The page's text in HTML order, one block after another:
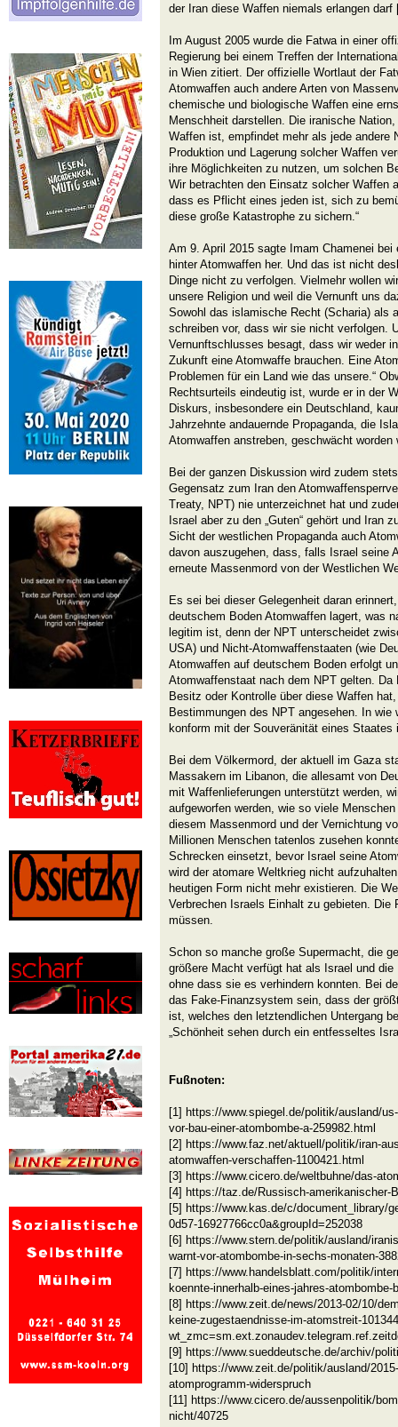
der Iran diese Waffen niemals erlangen darf
Im August 2005 wurde die Fatwa in einer
Regierung bei einem Treffen der
in Wien zitiert. Der offizielle Wortlaut der
Atomwaffen auch andere Arten von
chemische und biologische Waffen eine
Menschheit darstellen. Die iranische
Waffen ist, empfindet mehr als jede andere
Produktion und Lagerung solcher Waffen
ihre Möglichkeiten zu nutzen, um solchen
Wir betrachten den Einsatz solcher Waffen
dass es Pflicht eines jeden ist, sich zu
diese große Katastrophe zu sichern.“
Am 9. April 2015 sagte Imam Chamenei bei
hinter Atomwaffen her. Und das ist nicht
Dinge nicht zu verfolgen. Vielmehr wollen
unsere Religion und weil die Vernunft uns
Sowohl das islamische Recht (Scharia) als
schreiben vor, dass wir sie nicht verfolgen.
Vernunftschlusses besagt, dass wir weder
Zukunft eine Atomwaffe brauchen. Eine
Problemen für ein Land wie das unsere.“
Rechtsurteils eindeutig ist, wurde er in der
Diskurs, insbesondere ein Deutschland,
Jahrzehnte andauernde Propaganda, die
Atomwaffen anstreben, geschwächt worden
Bei der ganzen Diskussion wird zudem
Gegensatz zum Iran den
Treaty, NPT) nie unterzeichnet hat und
Israel aber zu den „Guten“ gehört und Iran
Sicht der westlichen Propaganda auch
davon auszugehen, dass, falls Israel seine
erneute Massenmord von der Westlichen
Es sei bei dieser Gelegenheit daran
deutschem Boden Atomwaffen lagert, was
legitim ist, denn der NPT unterscheidet
USA) und Nicht-Atomwaffenstaaten (wie
Atomwaffen auf deutschem Boden erfolgt
Atomwaffenstaat nach dem NPT gelten. Da
Besitz oder Kontrolle über diese Waffen
Bestimmungen des NPT angesehen. In wie
konform mit der Souveränität eines
Bei dem Völkermord, der aktuell im Gaza
Massakern im Libanon, die allesamt von
mit Waffenlieferungen unterstützt werden,
aufgeworfen werden, wie so viele
diesem Massenmord und der Vernichtung
Millionen Menschen tatenlos zusehen
Schrecken einsetzt, bevor Israel seine
wird der atomare Weltkrieg nicht
heutigen Form nicht mehr existieren. Die
Verbrechen Israels Einhalt zu gebieten. Die
müssen.
Schon so manche große Supermacht, die
größere Macht verfügt hat als Israel und
ohne dass sie es verhindern konnten. Bei
das Fake-Finanzsystem sein, dass der
ist, welches den letztendlichen Untergang
„Schönheit sehen durch ein entfesseltes
Fußnoten:
[1] https://www.spiegel.de/politik/ausland/
vor-bau-einer-atombombe-a-259982.html
[2] https://www.faz.net/aktuell/politik/iran-
atomwaffen-verschaffen-1100421.html
[3] https://www.cicero.de/weltbuhne/das-
[4] https://taz.de/Russisch-amerikanischer-
[5] https://www.kas.de/c/document_library/
0d57-16927766cc0a&groupId=252038
[6] https://www.stern.de/politik/ausland/
warnt-vor-atombombe-in-sechs-monaten-
[7] https://www.handelsblatt.com/politik/
koennte-innerhalb-eines-jahres-atombombe-
[8] https://www.zeit.de/news/2013-02/10/
keine-zugestaendnisse-im-atomstreit-
[9] https://www.sueddeutsche.de/archiv/
[10] https://www.zeit.de/politik/ausland/
atomprogramm-widerspruch
[11] https://www.cicero.de/aussenpolitik/
nicht/40725